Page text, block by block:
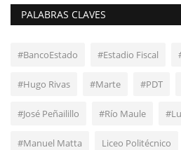
PALABRAS CLAVES
#BancoEstado #Estadio Fiscal
#Hugo Rivas #Marte #PDT
#José Peñailillo #Río Maule
#Manuel Matta Liceo Politécnico